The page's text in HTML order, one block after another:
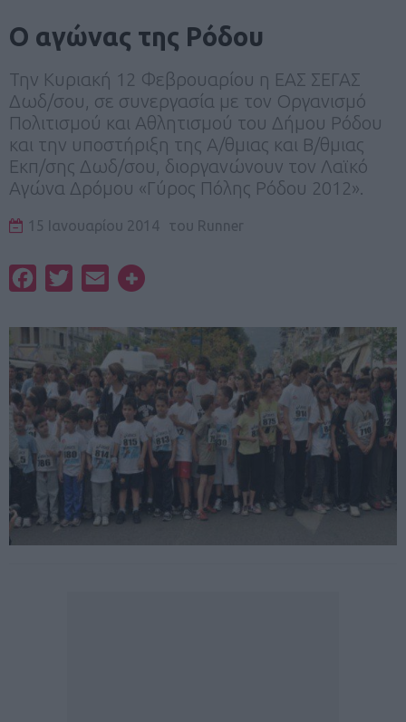
Ο αγώνας της Ρόδου
Την Κυριακή 12 Φεβρουαρίου η ΕΑΣ ΣΕΓΑΣ
Δωδ/σου, σε συνεργασία με τον Οργανισμό
Πολιτισμού και Αθλητισμού του Δήμου Ρόδου
και την υποστήριξη της Α/θμιας και Β/θμιας
Εκπ/σης Δωδ/σου, διοργανώνουν τον Λαϊκό
Αγώνα Δρόμου «Γύρος Πόλης Ρόδου 2012».
15 Ιανουαρίου 2014 του Runner
FacebookTwitterEmail